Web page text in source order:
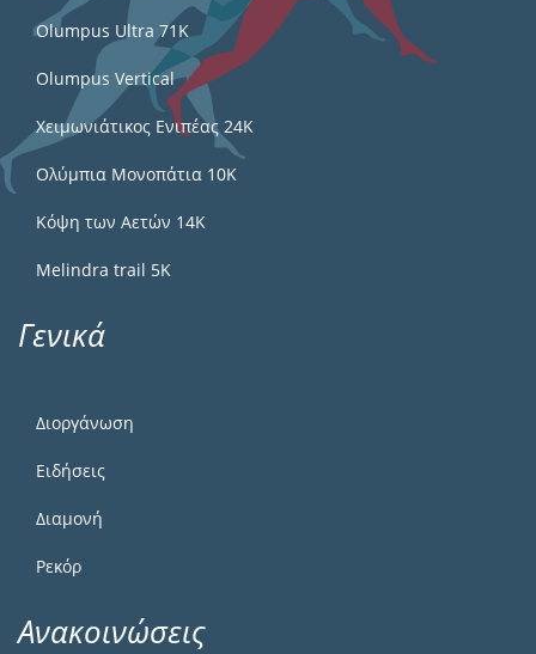
Olumpus Ultra 71K
Olumpus Vertical
Χειμωνιάτικος Ενιπέας 24Κ
Ολύμπια Μονοπάτια 10Κ
Κόψη των Αετών 14Κ
Melindra trail 5Κ
Γενικά
Διοργάνωση
Ειδήσεις
Διαμονή
Ρεκόρ
Ανακοινώσεις